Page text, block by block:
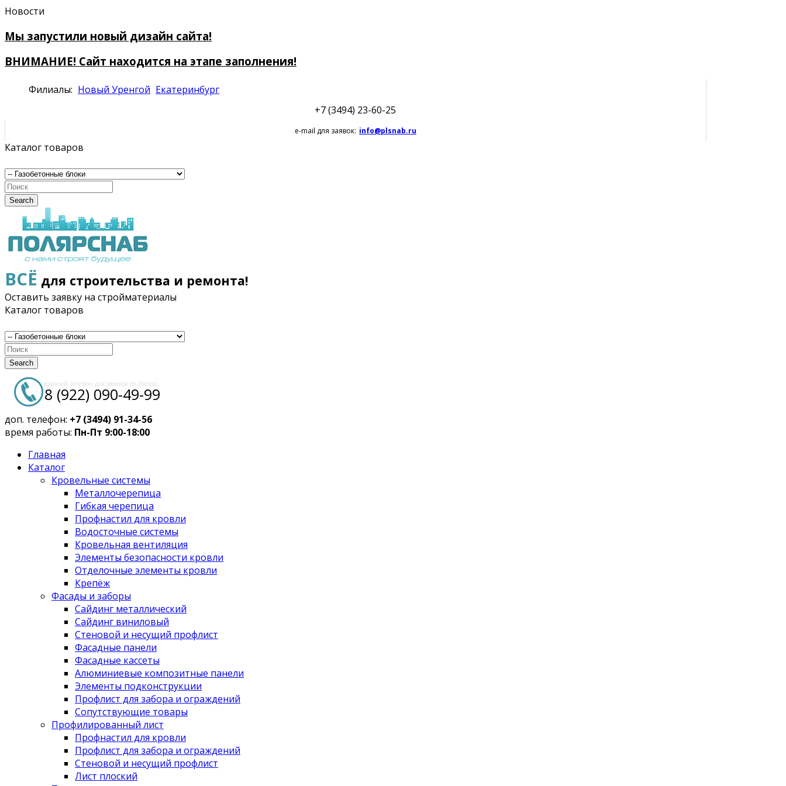
Новости
Мы запустили новый дизайн сайта!
ВНИМАНИЕ! Сайт находится на этапе заполнения!
Филиалы: Новый Уренгой Екатеринбург
+7 (3494) 23-60-25
e-mail для заявок: info@plsnab.ru
Каталог товаров
Search
ВСЁ для строительства и ремонта!
Оставить заявку на стройматериалы
Каталог товаров
Search
единый телефон для звонков по России:
8 (922) 090-49-99
доп. телефон: +7 (3494) 91-34-56
время работы: Пн-Пт 9:00-18:00
Главная
Каталог
Кровельные системы
Металлочерепица
Гибкая черепица
Профнастил для кровли
Водосточные системы
Кровельная вентиляция
Элементы безопасности кровли
Отделочные элементы кровли
Крепёж
Фасады и заборы
Сайдинг металлический
Сайдинг виниловый
Стеновой и несущий профлист
Фасадные панели
Фасадные кассеты
Алюминиевые композитные панели
Элементы подконструкции
Профлист для забора и ограждений
Сопутствующие товары
Профилированный лист
Профнастил для кровли
Профлист для забора и ограждений
Стеновой и несущий профлист
Лист плоский